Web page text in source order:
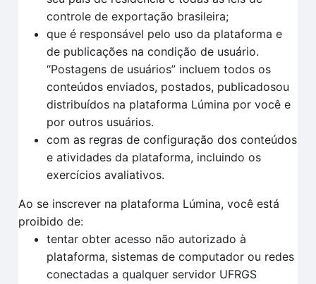
controle de exportação brasileira;
que é responsável pelo uso da plataforma e
de publicações na condição de usuário.
“Postagens de usuários” incluem todos os
conteúdos enviados, postados, publicadosou
distribuídos na plataforma Lúmina por você e
por outros usuários.
com as regras de configuração dos conteúdos
e atividades da plataforma, incluindo os
exercícios avaliativos.
Ao se inscrever na plataforma Lúmina, você está
proibido de:
tentar obter acesso não autorizado à
plataforma, sistemas de computador ou redes
conectadas a qualquer servidor UFRGS